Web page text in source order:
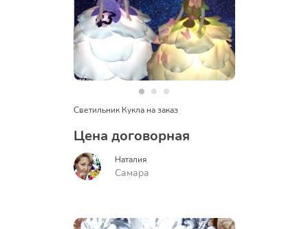
Светильник Кукла на заказ
Цена договорная
Наталия
Самара